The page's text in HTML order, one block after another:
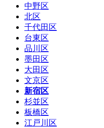
中野区
北区
千代田区
台東区
品川区
墨田区
大田区
文京区
新宿区
杉並区
板橋区
江戸川区